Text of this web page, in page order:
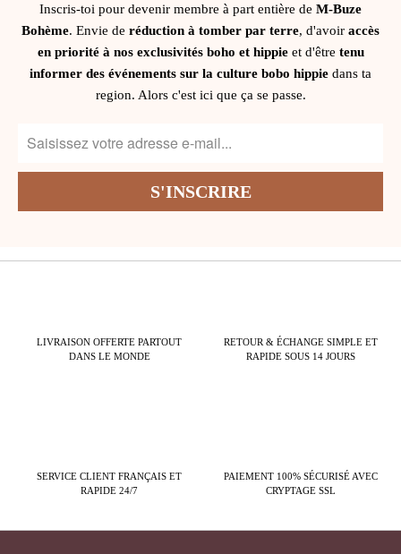
Inscris-toi pour devenir membre à part entière de M-Buze
Bohème. Envie de réduction à tomber par terre, d'avoir accès
en priorité à nos exclusivités boho et hippieet d'être tenu
informer des événements sur la culture bobo hippie dans ta
region. Alors c'est ici que ça se passe.
LIVRAISON OFFERTE PARTOUT
DANS LE MONDE
RETOUR & ÉCHANGE SIMPLE ET
RAPIDE SOUS 14 JOURS
SERVICE CLIENT FRANÇAIS ET
RAPIDE 24/7
PAIEMENT 100% SÉCURISÉ AVEC
CRYPTAGE SSL